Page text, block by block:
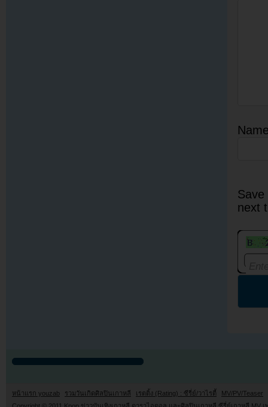
next
หน้าแรก youzab รวมวันเกิดศิลปินเกาหลี เรตติ้ง (Rating) : ซีรี่ย์/วาไรตี้
MV/PV/Teaser